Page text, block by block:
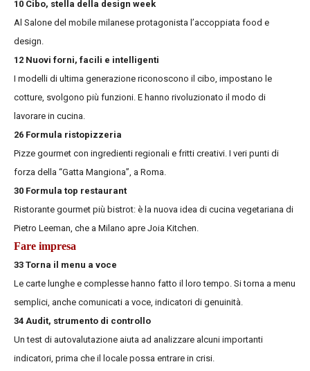
10 Cibo, stella della design week
Al Salone del mobile milanese protagonista l’accoppiata food e
design.
12 Nuovi forni, facili e intelligenti
I modelli di ultima generazione riconoscono il cibo, impostano le
cotture, svolgono più funzioni. E hanno rivoluzionato il modo di
lavorare in cucina.
26 Formula ristopizzeria
Pizze gourmet con ingredienti regionali e fritti creativi. I veri punti di
forza della “Gatta Mangiona”, a Roma.
30 Formula top restaurant
Ristorante gourmet più bistrot: è la nuova idea di cucina vegetariana di
Pietro Leeman, che a Milano apre Joia Kitchen.
Fare impresa
33 Torna il menu a voce
Le carte lunghe e complesse hanno fatto il loro tempo. Si torna a menu
semplici, anche comunicati a voce, indicatori di genuinità.
34 Audit, strumento di controllo
Un test di autovalutazione aiuta ad analizzare alcuni importanti
indicatori, prima che il locale possa entrare in crisi.